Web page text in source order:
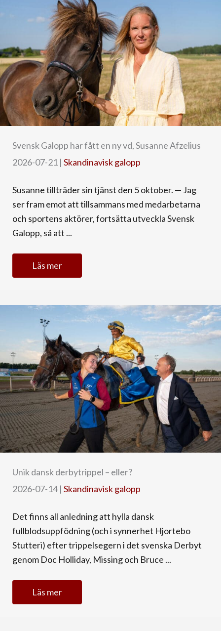
Svensk Galopp har fått en ny vd, Susanne Afzelius
2026-07-21 | Skandinavisk galopp
Susanne tillträder sin tjänst den 5 oktober. — Jag
ser fram emot att tillsammans med medarbetarna
och sportens aktörer, fortsätta utveckla Svensk
Galopp, så att ...
Läs mer
Unik dansk derbytrippel – eller?
2026-07-14| Skandinavisk galopp
Det finns all anledning att hylla dansk
fullblodsuppfödning (och i synnerhet Hjortebo
Stutteri) efter trippelsegern i det svenska Derbyt
genom Doc Holliday, Missing och Bruce ...
Läs mer